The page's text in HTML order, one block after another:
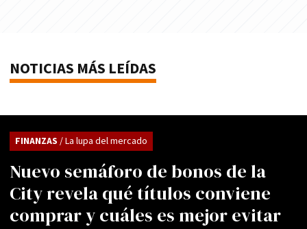
NOTICIAS MÁS LEÍDAS
Nuevo semáforo de bonos de la
City revela qué títulos conviene
comprar y cuáles es mejor evitar
FINANZAS / La lupa del mercado